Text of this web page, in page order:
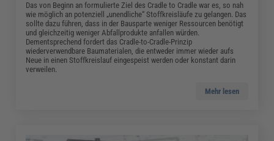
Das von Beginn an formulierte Ziel des Cradle to Cradle war es, so nah
wie möglich an potenziell „unendliche“ Stoffkreisläufe zu gelangen. Das
sollte dazu führen, dass in der Bausparte weniger Ressourcen benötigt
und gleichzeitig weniger Abfallprodukte anfallen würden.
Dementsprechend fordert das Cradle-to-Cradle-Prinzip
wiederverwendbare Baumaterialen, die entweder immer wieder aufs
Neue in einen Stoffkreislauf eingespeist werden oder konstant darin
verweilen.
Mehr lesen